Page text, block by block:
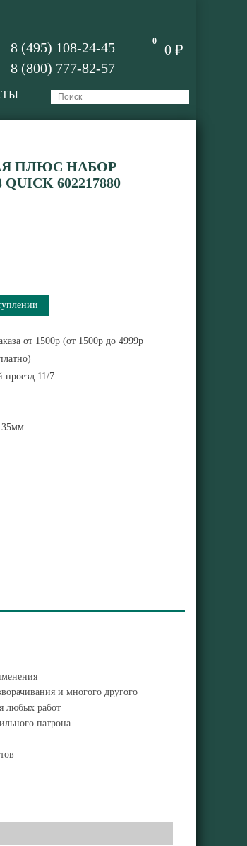
0
0 ₽
8 (495) 108-24-45
8 (800) 777-82-57
ПЛЮС НАБОР
602217880
от 1500р (от 1500р до 4999р
проезд 11/7
и многого другого
любых работ
патрона